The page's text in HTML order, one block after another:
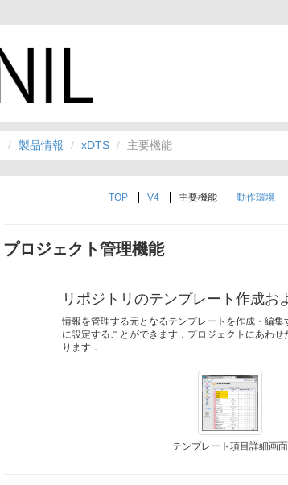
製品情報 xDTS 主要機能
TOP V4 主要機能 動作環境
プロジェクト管理機能
リポジトリのテンプレート作成お
情報を管理する元となるテンプレートを作成・編
に設定することができます．プロジェクトにあわ
ります．
テンプレート項目詳細画面